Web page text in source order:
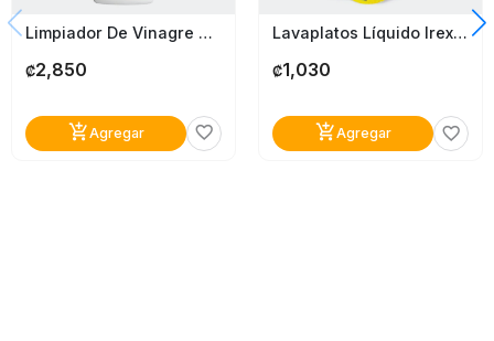
Limpiador De Vinagre 3,5% Con Manzana Adarga 1 Galón
₡2,850
add_shopping_cartAgregar favorite_border
Lavaplatos Líquido Irex Manzana Doy Pack 400Ml
₡1,030
add_shopping_cartAgregar favorite_border